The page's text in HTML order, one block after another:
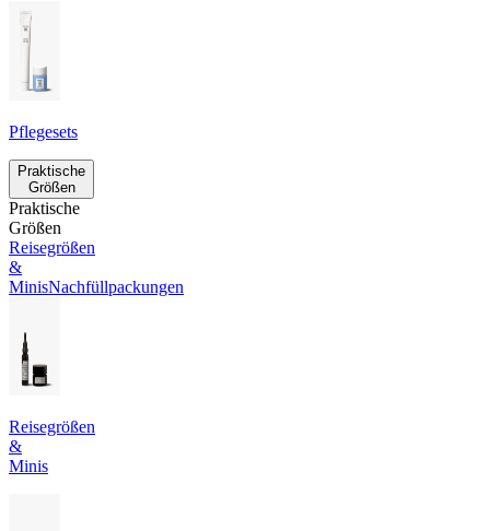
Pflegesets
Praktische
Größen
Praktische
Größen
Reisegrößen
&
MinisNachfüllpackungen
Reisegrößen
&
Minis